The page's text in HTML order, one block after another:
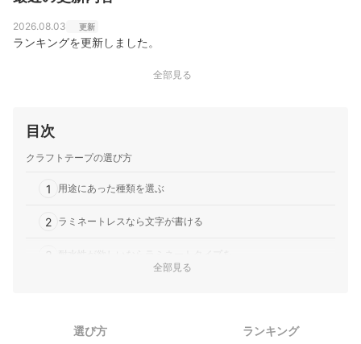
2026.08.03 更新
ランキングを更新しました。
全部見る
目次
クラフトテープの選び方
1 用途にあった種類を選ぶ
2 ラミネートレスなら文字が書ける
3 耐水性が欲しいならラミネートタイプを
全部見る
選び方 ランキング